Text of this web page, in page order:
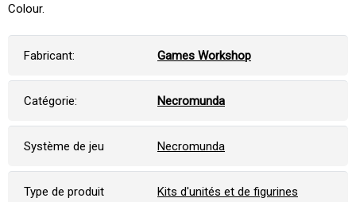
Colour.
Fabricant: Games Workshop
Catégorie: Necromunda
Système de jeu Necromunda
Type de produit Kits d'unités et de figurines